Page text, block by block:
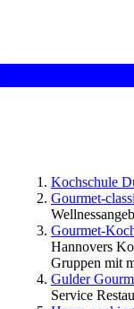
Kochschule
Gourmet-
Gourmet-
Hannovers
Gruppen mit
Gulder
Service